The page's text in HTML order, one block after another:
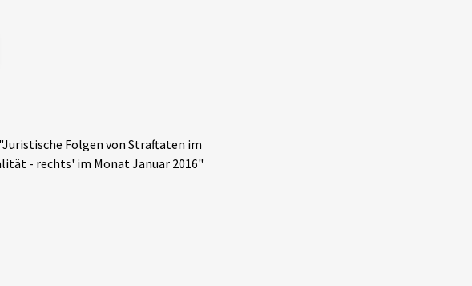
"Juristische Folgen von Straftaten im
- rechts' im Monat Januar 2016"